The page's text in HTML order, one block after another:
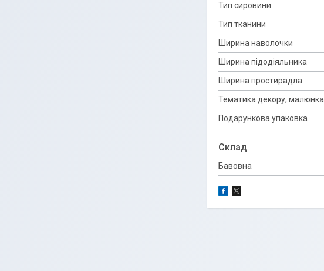
Тип сировини
Тип тканини
Ширина наволочки
Ширина підодіяльника
Ширина простирадла
Тематика декору, малюнка
Подарункова упаковка
Склад
Бавовна